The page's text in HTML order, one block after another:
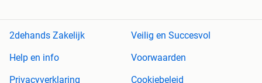
2dehands Zakelijk
Veilig en Succesvol
Help en info
Voorwaarden
Privacyverklaring
Cookiebeleid